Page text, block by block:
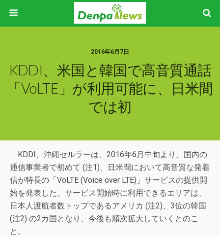
2016年6月7日
KDDI、米国と韓国で高音質通話
「VoLTE」が利用可能に、日米間
では初
KDDI、沖縄セルラーは、2016年6月中旬より、国内の
通信事業者で初めて (注1)、日米間において高音質な発着
信が特長の「VoLTE (Voice over LTE)」サービスの提供開
始を発表した。サービス開始時に利用できるエリアは、
日本人渡航者数トップであるアメリカ (注2)、3位の韓国
(注2) の2カ国となり、今後も順次拡大していくとのこ
と。